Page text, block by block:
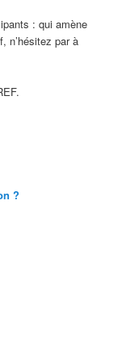
: qui amène
n’hésitez par à
?